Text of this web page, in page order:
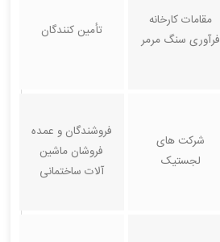
مقامات کارخانه
فرآوری سنگ مرمر
تأمین کنندگان
شرکت های
لجستیک
فروشندگان و عمده
فروشان ماشین
آلات ساختمانی